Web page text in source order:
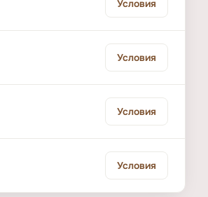
Условия
Условия
Условия
Условия